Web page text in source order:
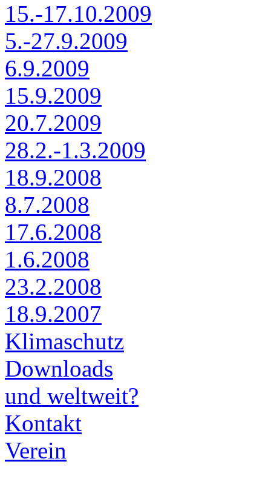
15.-17.10.2009
5.-27.9.2009
6.9.2009
15.9.2009
20.7.2009
28.2.-1.3.2009
18.9.2008
8.7.2008
17.6.2008
1.6.2008
23.2.2008
18.9.2007
Klimaschutz
Downloads
und weltweit?
Kontakt
Verein